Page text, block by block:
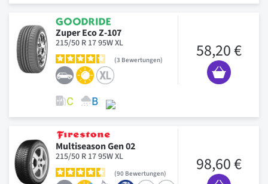
Zuper Eco Z-107
215/50 R 17 95W XL
3 Bewertungen 58,20 €
Multiseason Gen 02
215/50 R 17 95W XL
90 Bewertungen 98,60 €